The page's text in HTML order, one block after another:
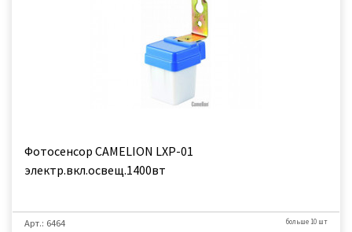
Фотосенсор CAMELION LXР-01
электр.вкл.освещ.1400вт
Арт.: 6464 больше 10 шт